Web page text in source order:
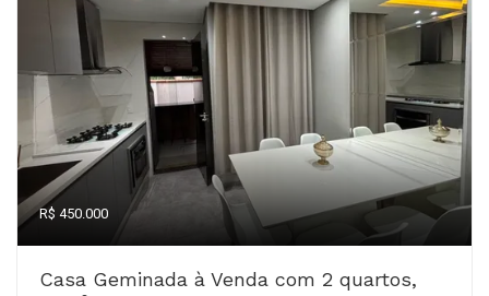
R$ 450.000
Casa Geminada à Venda com 2 quartos,